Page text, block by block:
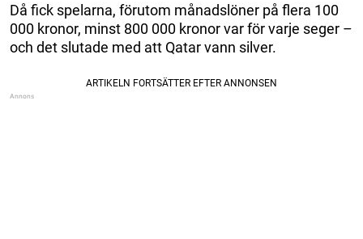
Då fick spelarna, förutom månadslöner på flera 100
000 kronor, minst 800 000 kronor var för varje seger –
och det slutade med att Qatar vann silver.